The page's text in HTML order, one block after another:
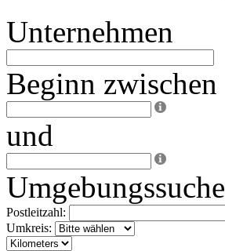
Unternehmen
Beginn zwischen
und
Umgebungssuche
Postleitzahl:
Umkreis: